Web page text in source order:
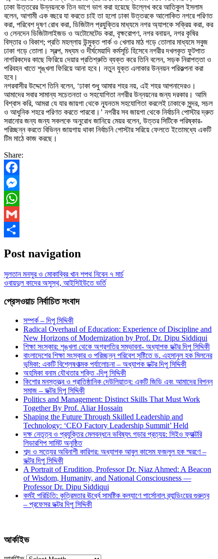
ঢাকা উত্তরের উন্নয়নকে তিন ভাগে ভাগ করা হয়েছে উল্লেখ করে আতিকুল ইসলাম
বলেন, আগামী এক বছরে যা করতে চাই তা হলো ঢাকা উত্তরকে আলোকিত নগরে পরিণত
করা, পরিবেশ দূষণ রোধ করা, ডিজিটাল প্রযুক্তির মাধ্যমে নগর অ্যাপকে সক্রিয় করা, কর
ও লেনদেন ডিজিটালাইজড ও অটোমেটেড করা, বৃক্ষরোপণ, নগর বনায়ন, নগর কৃষির
বিস্তার ও বিকাশ; প্রতি মহল্লায় উন্মুক্ত পার্ক ও খেলার মাঠ গড়ে তোলার মাধ্যমে সবুজ
ঢাকা গড়ে তোলা। স্বল্প, মধ্যম ও দীর্ঘমেয়াদি কর্মসূচি হিসেবে নগরীর দখলকৃত ফুটপাত
নাগরিকদের কাছে ফিরিয়ে দেয়ার প্রতিশ্রুতি ব্যক্ত করে তিনি বলেন, সড়ক নিরাপত্তা ও
পরিবহন খাতে শৃঙ্খলা ফিরিয়ে আনা হবে। নতুন যুক্ত এলাকার উন্নয়ন পরিকল্পনা করা
হবে।
নগরবাসীর উদ্দেশে তিনি বলেন, ‘ঢাকা শুধু আমার শহর নয়, এই শহর আপনাদেরও।
আমাদের সবার সামান্য সচেতনতা ও সহযোগিতা নগরীর উন্নয়নের জন্য দরকার। আমি
বিশ্বাস করি, আমরা যে যার জায়গা থেকে ন্যূনতম সহযোগিতা করলেই ঢাকাকে সুন্দর, সচল
ও আধুনিক শহরে পরিণত করতে পারবো।’ নগরীর সব জায়গা থেকে নির্বাচনি পোস্টার দ্রুত
সরানোর জন্য জন্য সকলকে অনুরোধ জানিয়ে মেয়র বলেন, উত্তর সিটিকে পরিষ্কার-
পরিচ্ছন্ন করতে বিভিন্ন জায়গায় থাকা নির্বাচনি পোস্টার সরিয়ে ফেলতে ইতোমধ্যে একটি
টিম মাঠে কাজ করছে।
Share:
Facebook
Messenger
WhatsApp
Gmail
Post navigation
সুলতান মনসুর ও মোকাব্বির খান শপথ নিবেন ৭ মার্চ
ওবায়দুল কাদের অসুস্থ, আইসিইউতে ভর্তি
প্রেসওয়াচ নির্বাচিত সংবাদ
সম্পর্ক – দিপু সিদ্দিকী
Radical Overhaul of Education: Experience of Discipline and
New Horizons of Modernization by Prof. Dr. Dipu Siddiqui
শিক্ষা সংস্কার: শৃঙ্খলা থেকে অগ্রগতির সম্ভাবনা- অধ্যাপক ডক্টর দিপু সিদ্দিকী
বাংলাদেশের শিক্ষা সংস্কার ও পরিচ্ছন্ন পরিবেশ সৃষ্টিতে ড. এহসানুল হক মিলনের
ভূমিকা: একটি বিশ্লেষণাত্মক পর্যালোচনা – অধ্যাপক ডক্টর দিপু সিদ্দিকী
অহমিকা বনাম যৌথতার শক্তি -দিপু সিদ্দিকী
কিশোর মনস্তত্ত্ব ও প্রাতিষ্ঠানিক দেউলিয়াত্ব: একটি জিডি এবং আমাদের বিপন্ন
সমাজ – ডক্টর দিপু সিদ্দিকী
Politics and Management: Distinct Skills That Must Work
Together By Prof. Aliar Hossain
Shaping the Future Through Skilled Leadership and
Technology: ‘CEO Factory Leadership Summit’ Held
দক্ষ নেতৃত্ব ও প্রযুক্তির মেলবন্ধনে ভবিষ্যৎ গড়ার প্রত্যয়: সিইও ফ্যাক্টরি
লিডারশিপ সামিট অনুষ্ঠিত
শব্দ ও সত্যের অবিনাশী কারিগর: অধ্যাপক আবুল কাসেম ফজলুল হক স্মরণে –
ডক্টর দিপু সিদ্দিকী
A Portrait of Erudition, Professor Dr. Niaz Ahmed: A Beacon
of Wisdom, Humanity, and National Consciousness —
Professor Dr. Dipu Siddiqui
কর্মই পরিচিতি: কৃত্রিমতার ঊর্ধ্বে সামষ্টিক কল্যাণে পার্সোনাল ব্র্যান্ডিংয়ের গুরুত্ব
– প্রফেসর ডক্টর দিপু সিদ্দিকী
আর্কাইভ